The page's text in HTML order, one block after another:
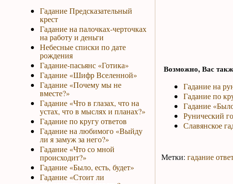
Гадание Предсказательный
крест
Гадание на палочках-черточках
на работу и деньги
Небесные списки по дате
рождения
Гадание-пасьянс «Готика»
Гадание «Шифр Вселенной»
Гадание «Почему мы не
вместе?»
Гадание «Что в глазах, что на
устах, что в мыслях и планах?»
Гадание по кругу ответов
Гадание на любимого «Выйду
ли я замуж за него?»
Гадание «Что со мной
происходит?»
Гадание «Было, есть, будет»
Гадание «Стоит ли
Возможно, Вас
Гадание на
Гадание по
Гадание
Рунический
Славянское
Метки: гадание